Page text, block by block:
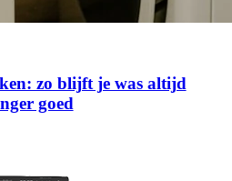
zo blijft je was altijd
goed